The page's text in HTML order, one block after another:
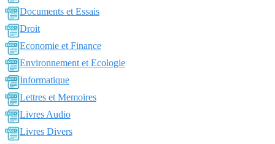
Documents et Essais
Droit
Economie et Finance
Environnement et Ecologie
Informatique
Lettres et Memoires
Livres Audio
Livres Divers